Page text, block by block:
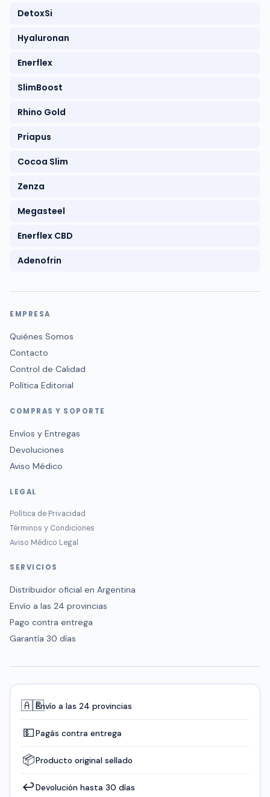
DetoxSi
Hyaluronan
Enerflex
SlimBoost
Rhino Gold
Priapus
Cocoa Slim
Zenza
Megasteel
Enerflex CBD
Adenofrin
EMPRESA
Quiénes Somos
Contacto
Control de Calidad
Política Editorial
COMPRAS Y SOPORTE
Envíos y Entregas
Devoluciones
Aviso Médico
LEGAL
Política de Privacidad
Términos y Condiciones
Aviso Médico Legal
SERVICIOS
Distribuidor oficial en Argentina
Envío a las 24 provincias
Pago contra entrega
Garantía 30 días
🇦🇷Envío a las 24 provincias
💵Pagás contra entrega
📦Producto original sellado
↩️Devolución hasta 30 días